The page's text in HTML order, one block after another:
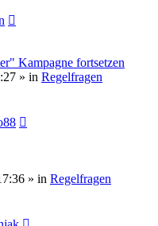
Kampagne fortsetzen
» in Regelfragen
» in Regelfragen